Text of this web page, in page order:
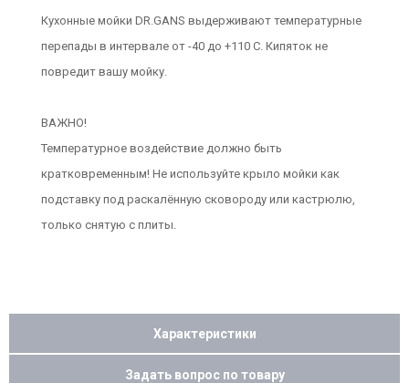
Кухонные мойки DR.GANS выдерживают температурные
перепады в интервале от -40 до +110 С. Кипяток не
повредит вашу мойку.
ВАЖНО!
Температурное воздействие должно быть
кратковременным! Не используйте крыло мойки как
подставку под раскалённую сковороду или кастрюлю,
только снятую с плиты.
Характеристики
Задать вопрос по товару